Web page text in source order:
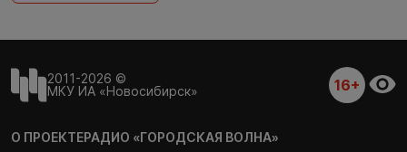
2011-2026 ©
МКУ ИА «Новосибирск»
16+
О ПРОЕКТЕРАДИО «ГОРОДСКАЯ ВОЛНА»